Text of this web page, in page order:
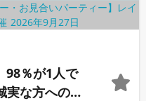
98％が1人で
な方への婚